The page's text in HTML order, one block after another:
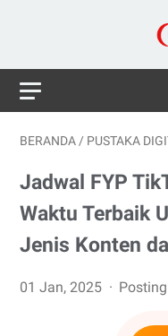
BERANDA / PUSTAKA
Jadwal FYP
Waktu Terbaik
Jenis Konten
01 Jan, 2025